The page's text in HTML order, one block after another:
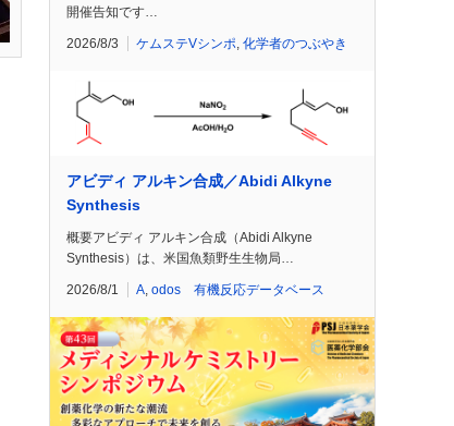
開催告知です…
2026/8/3 ケムステVシンポ 化学者のつぶやき
アビディ アルキン合成／Abidi Alkyne
Synthesis
概要アビディ アルキン合成（Abidi Alkyne
Synthesis）は、米国魚類野生生物局…
2026/8/1 A odos 有機反応データベース